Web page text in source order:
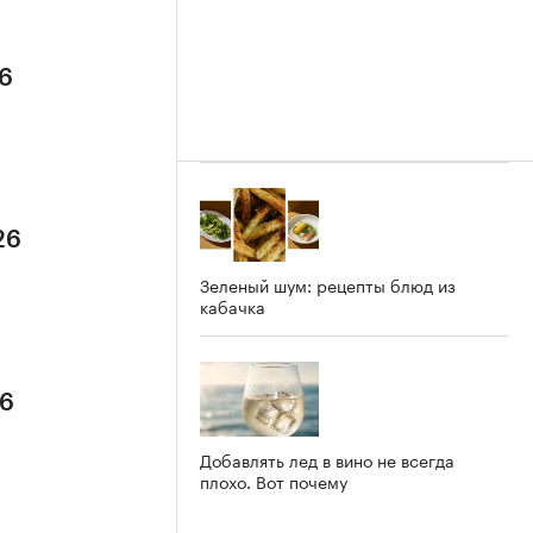
Зеленый шум: рецепты блюд из
кабачка
Добавлять лед в вино не всегда
плохо. Вот почему